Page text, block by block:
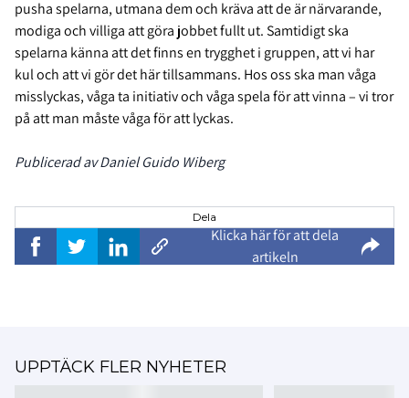
pusha spelarna, utmana dem och kräva att de är närvarande,
modiga och villiga att göra jobbet fullt ut. Samtidigt ska
spelarna känna att det finns en trygghet i gruppen, att vi har
kul och att vi gör det här tillsammans. Hos oss ska man våga
misslyckas, våga ta initiativ och våga spela för att vinna – vi tror
på att man måste våga för att lyckas.
Publicerad av Daniel Guido Wiberg
Dela
Klicka här för att dela
artikeln
UPPTÄCK FLER NYHETER